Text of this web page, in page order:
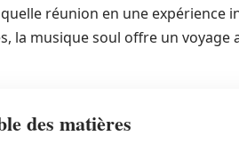
réunion en une expérience
la musique soul offre un
des matières